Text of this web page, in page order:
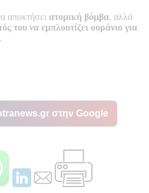
αποκτήσει ατομική βόμβα, αλλά
του να εμπλουτίζει ουράνιο για
.
στην Google